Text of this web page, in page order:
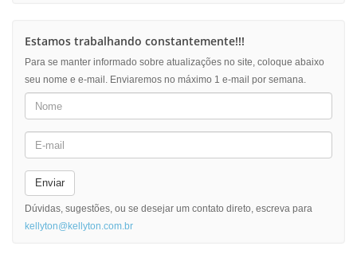
Estamos trabalhando constantemente!!!
Para se manter informado sobre atualizações no site, coloque abaixo
seu nome e e-mail. Enviaremos no máximo 1 e-mail por semana.
Enviar
Dúvidas, sugestões, ou se desejar um contato direto, escreva para
kellyton@kellyton.com.br